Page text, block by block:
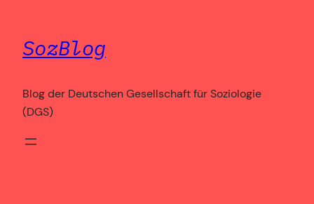
springen
SozBlog
Blog der Deutschen Gesellschaft für Soziologie
(DGS)